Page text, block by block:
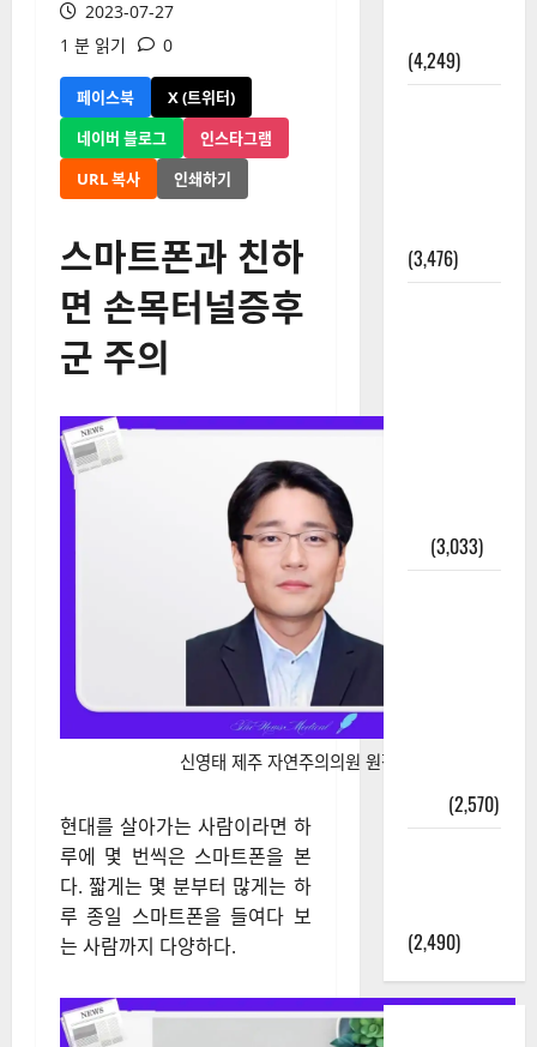
2023-07-27
1 분 읽기
0
페이스북
X (트위터)
네이버 블로그
인스타그램
URL 복사
인쇄하기
스마트폰과 친하
면 손목터널증후
군 주의
신영태 제주 자연주의의원 원장
현대를 살아가는 사람이라면 하
루에 몇 번씩은 스마트폰을 본
다. 짧게는 몇 분부터 많게는 하
루 종일 스마트폰을 들여다 보
는 사람까지 다양하다.​
(4,249)
(3,476)
(3,033)
(2,570)
(2,490)